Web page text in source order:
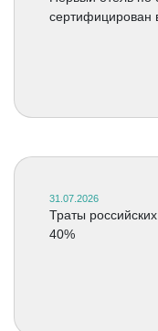
сертифицирован
31.07.2026
Траты
40%